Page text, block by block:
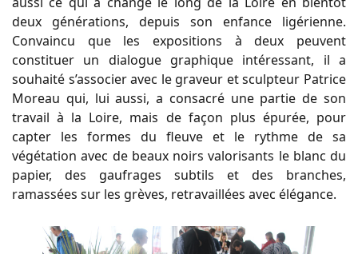
deux générations, depuis son enfance ligérienne.
Convaincu que les expositions à deux peuvent
constituer un dialogue graphique intéressant, il a
souhaité s’associer avec le graveur et sculpteur Patrice
Moreau qui, lui aussi, a consacré une partie de son
travail à la Loire, mais de façon plus épurée, pour
capter les formes du fleuve et le rythme de sa
végétation avec de beaux noirs valorisants le blanc du
papier, des gaufrages subtils et des branches,
ramassées sur les grèves, retravaillées avec élégance.